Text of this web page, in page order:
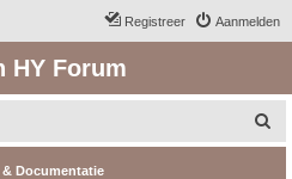
Aanmelden
Registreer
HY Forum
o
Documentatie